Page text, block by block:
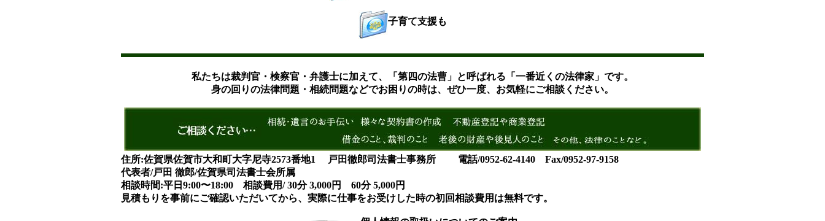
子育て支援も
私たちは裁判官・検察官・弁護士に加えて、「第四の法曹」と呼ばれる「一番近くの法律家」です。
身の回りの法律問題・相続問題などでお困りの時は、ぜひ一度、お気軽にご相談ください。
住所:佐賀県佐賀市大和町大字尼寺2573番地1 戸田徹郎司法書士事務所 電話/0952-62-4140 Fax/0952-97-9158
代表者/戸田 徹郎/佐賀県司法書士会所属
相談時間:平日9:00〜18:00 相談費用/ 30分 3,000円 60分 5,000円
見積もりを事前にご確認いただいてから、実際に仕事をお受けした時の初回相談費用は無料です。